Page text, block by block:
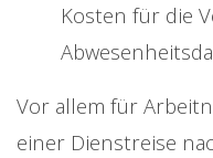
Kosten für die
Vor allem für
einer Dienstreise